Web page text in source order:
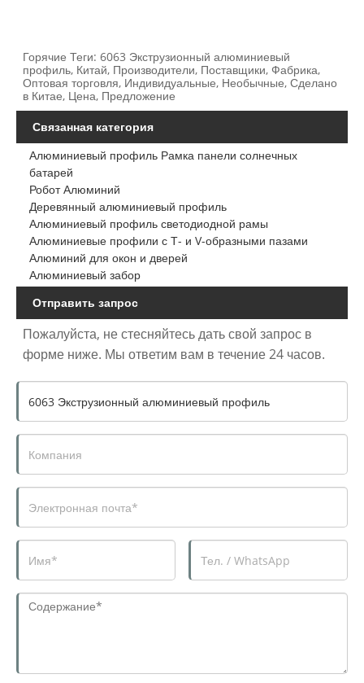
Горячие Теги: 6063 Экструзионный алюминиевый
профиль, Китай, Производители, Поставщики, Фабрика,
Оптовая торговля, Индивидуальные, Необычные, Сделано
в Китае, Цена, Предложение
Связанная категория
Алюминиевый профиль Рамка панели солнечных
батарей
Робот Алюминий
Деревянный алюминиевый профиль
Алюминиевый профиль светодиодной рамы
Алюминиевые профили с Т- и V-образными пазами
Алюминий для окон и дверей
Алюминиевый забор
Отправить запрос
Пожалуйста, не стесняйтесь дать свой запрос в
форме ниже. Мы ответим вам в течение 24 часов.